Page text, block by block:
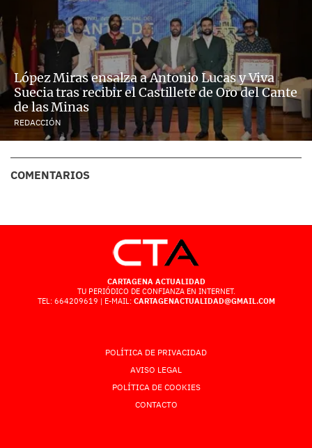
López Miras ensalza a Antonio Lucas y Viva
Suecia tras recibir el Castillete de Oro del Cante
de las Minas
REDACCIÓN
COMENTARIOS
CARTAGENA ACTUALIDAD
TU PERIÓDICO DE CONFIANZA EN INTERNET.
TEL: 664209619 | E-MAIL: CARTAGENACTUALIDAD@GMAIL.COM
POLÍTICA DE PRIVACIDAD
AVISO LEGAL
POLÍTICA DE COOKIES
CONTACTO